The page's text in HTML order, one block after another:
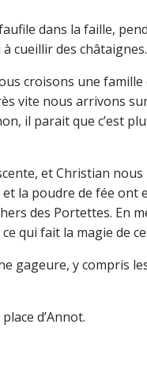
dans la faille,
cueillir des châtaignes.
croisons une
vite nous arrivons
il parait que c’est
et Christian
la poudre de fée ont
des Portettes. En
qui fait la magie de
gageure, y compris
d’Annot.